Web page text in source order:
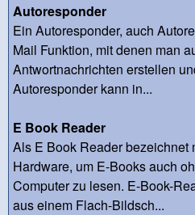
Autoresponder
Ein Autoresponder, auch
Mail Funktion, mit denen man
Antwortnachrichten erstellen
Autoresponder kann in...
E Book Reader
Als E Book Reader bezeichnet
Hardware, um E-Books auch
Computer zu lesen. E-Book-
aus einem Flach-Bildsch...